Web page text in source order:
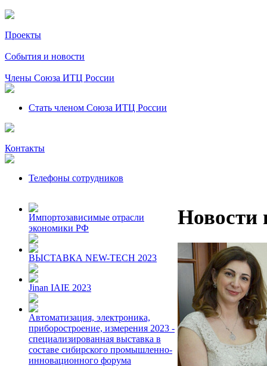
Проекты
События и новости
Члены Союза ИТЦ России
Стать членом Союза ИТЦ России
Контакты
Телефоны сотрудников
Импортозависимые отрасли
экономики РФ
ВЫСТАВКА NEW-TECH 2023
Jinan IAIE 2023
Автоматизация, электроника,
приборостроение, измерения 2023 -
специализированная выставка в
составе сибирского промышленно-
инновационного форума
Новости